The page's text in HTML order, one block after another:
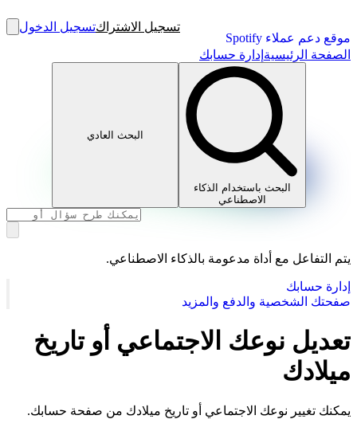
موقع دعم عملاء Spotify
تسجيل الاشتراكتسجيل الدخول
الصفحة الرئيسية إدارة حسابك
البحث باستخدام الذكاء
الاصطناعي
البحث العادي
يتم التفاعل مع أداة مدعومة بالذكاء الاصطناعي.
إدارة حسابك
صفحتك الشخصية والدفع والمزيد
تعديل نوعك الاجتماعي أو تاريخ
ميلادك
يمكنك تغيير نوعك الاجتماعي أو تاريخ ميلادك من صفحة حسابك.